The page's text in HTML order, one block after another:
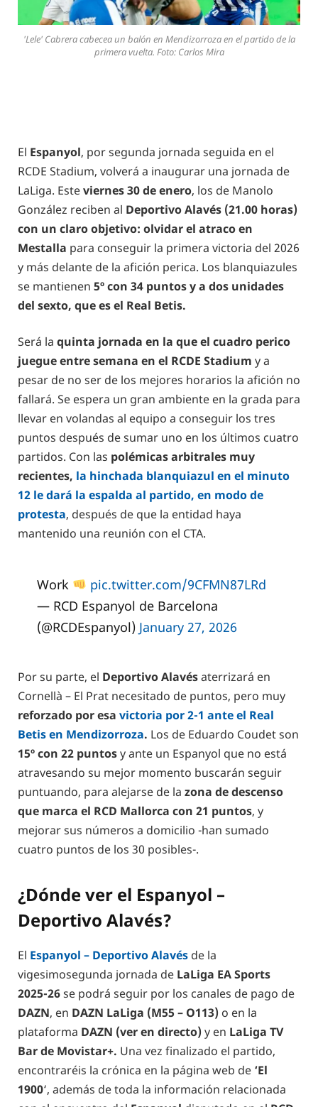
'Lele' Cabrera cabecea un balón en Mendizorroza en el partido de la
primera vuelta. Foto: Carlos Mira
El Espanyol, por segunda jornada seguida en el
RCDE Stadium, volverá a inaugurar una jornada de
LaLiga. Esteviernes 30 de enero, los de Manolo
González reciben al Deportivo Alavés (21.00 horas)
con un claro objetivo: olvidar el atraco en
Mestalla para conseguir la primera victoria del 2026
y más delante de la afición perica. Los blanquiazules
se mantienen 5º con 34 puntos y a dos unidades
del sexto, que es el Real Betis.
Será la quinta jornada en la que el cuadro perico
juegue entre semana en el RCDE Stadium y a
pesar de no ser de los mejores horarios la afición no
fallará. Se espera un gran ambiente en la grada para
llevar en volandas al equipo a conseguir los tres
puntos después de sumar uno en los últimos cuatro
partidos. Con las polémicas arbitrales muy
recientes, la hinchada blanquiazul en el minuto
12 le dará la espalda al partido, en modo de
protesta, después de que la entidad haya
mantenido una reunión con el CTA.
Work
pic.twitter.com/9CFMN87LRd
— RCD Espanyol de Barcelona
(@RCDEspanyol) January 27, 2026
Por su parte, el Deportivo Alavésaterrizará en
Cornellà – El Prat necesitado de puntos, pero muy
reforzado por esa victoria por 2-1 ante el Real
Betis en Mendizorroza. Los de Eduardo Coudet son
15º con 22 puntosy ante un Espanyol que no está
atravesando su mejor momento buscarán seguir
puntuando, para alejarse de la zona de descenso
que marca el RCD Mallorca con 21 puntos, y
mejorar sus números a domicilio -han sumado
cuatro puntos de los 30 posibles-.
¿Dónde ver el Espanyol –
Deportivo Alavés?
El Espanyol – Deportivo Alavés de la
vigesimosegunda jornada de LaLiga EA Sports
2025-26se podrá seguir por los canales de pago de
DAZN, en DAZN LaLiga (M55 – O113) o en la
plataforma DAZN (ver en directo) y en LaLiga TV
Bar de Movistar+. Una vez finalizado el partido,
encontraréis la crónica en la página web de ‘El
1900‘, además de toda la información relacionada